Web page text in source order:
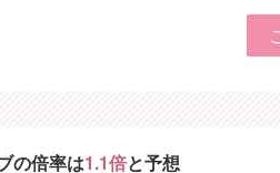
の倍率は1.1倍と予想